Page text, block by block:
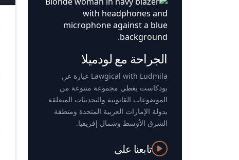
الجراحة مع لودميلا
Lawgical with Ludmila عبارة عن
بودكاست يغطي مجموعة متنوعة من
الموضوعات القانونية والتحديثات المتعلقة
بدولة الإمارات العربية المتحدة ومنطقة
الشرق الأوسط وشمال إفريقيا.
تابعنا على